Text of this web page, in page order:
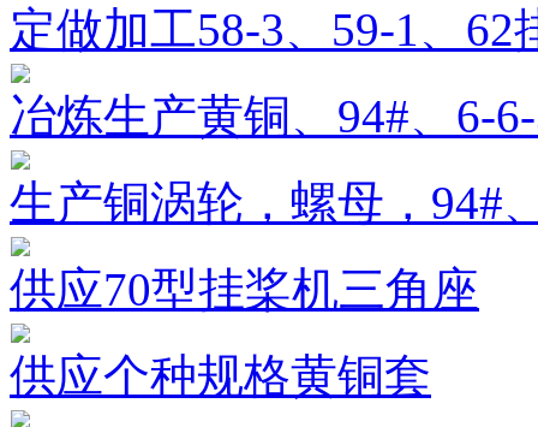
定做加工58-3、59-1、62
冶炼生产黄铜、94#、6-
生产铜涡轮，螺母，94#
供应70型挂桨机三角座
供应个种规格黄铜套